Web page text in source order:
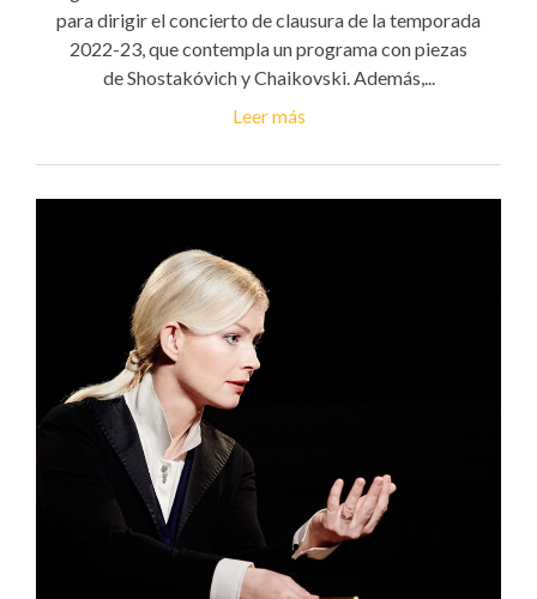
para dirigir el concierto de clausura de la temporada
2022-23, que contempla un programa con piezas
de Shostakóvich y Chaikovski. Además,...
Leer más